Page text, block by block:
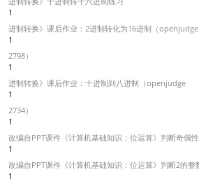
1
进制转换》课后作业：2进制转化为16进制（openjudge
1
2798）
1
进制转换》课后作业：十进制到八进制（openjudge
1
2734）
1
改编自PPT课件《计算机基础知识：位运算》判断奇偶
1
改编自PPT课件《计算机基础知识：位运算》判断2的整
1